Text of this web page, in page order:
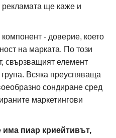
рекламата ще каже и
- доверие, което
на марката. По този
свързващият елемент
Всяка преуспяваща
сондиране сред
маркетингови
пиар криейтивът,